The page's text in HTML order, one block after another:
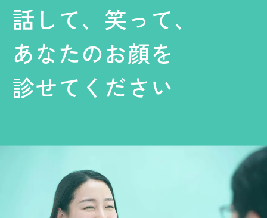
話して、笑って、
あなたのお顔を
診せてください